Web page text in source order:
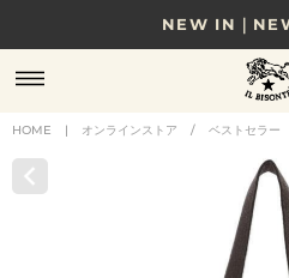
NEW IN｜
8/17(月)10時まで｜税込
贈る相手やシーンから選べ
NEW IN｜
HOME | オンラインストア / ベストセラー